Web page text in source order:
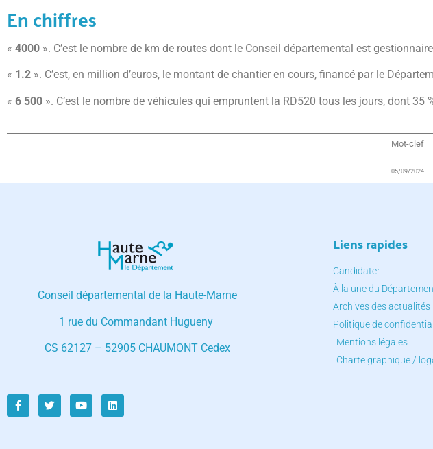
En chiffres
« 4000 ». C’est le nombre de km de routes dont le Conseil départemental est
« 1.2 ». C’est, en million d’euros, le montant de chantier en cours, financé par le
« 6 500 ». C’est le nombre de véhicules qui empruntent la RD520 tous les jours, dont 35
Mot-clef
05/09/2024
Conseil départemental de la Haute-Marne
1 rue du Commandant Hugueny
CS 62127 – 52905 CHAUMONT Cedex
Liens rapides
Candidater
À la une du
Archives des actualités
Politique de
Mentions légales
Charte graphique /